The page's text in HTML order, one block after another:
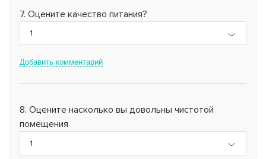
Оцените качество питания?
1
Добавить комментарий
Оцените насколько вы довольны чистотой
помещения
1